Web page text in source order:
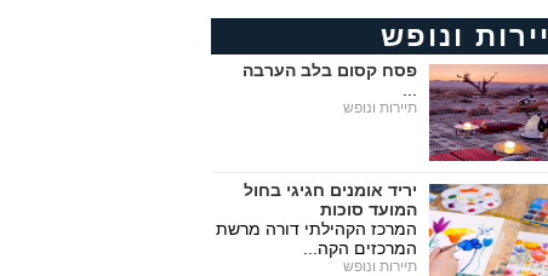
ונופש
פסח קסום בלב הערבה
תיירות ונופש
יריד אומנים חגיגי בחול
המועד סוכות
המרכז הקהילתי דורה מרשת
המרכזים הקה...
תיירות ונופש